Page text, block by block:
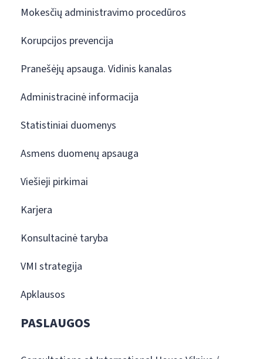
Mokesčių administravimo procedūros
Korupcijos prevencija
Pranešėjų apsauga. Vidinis kanalas
Administracinė informacija
Statistiniai duomenys
Asmens duomenų apsauga
Viešieji pirkimai
Karjera
Konsultacinė taryba
VMI strategija
Apklausos
PASLAUGOS